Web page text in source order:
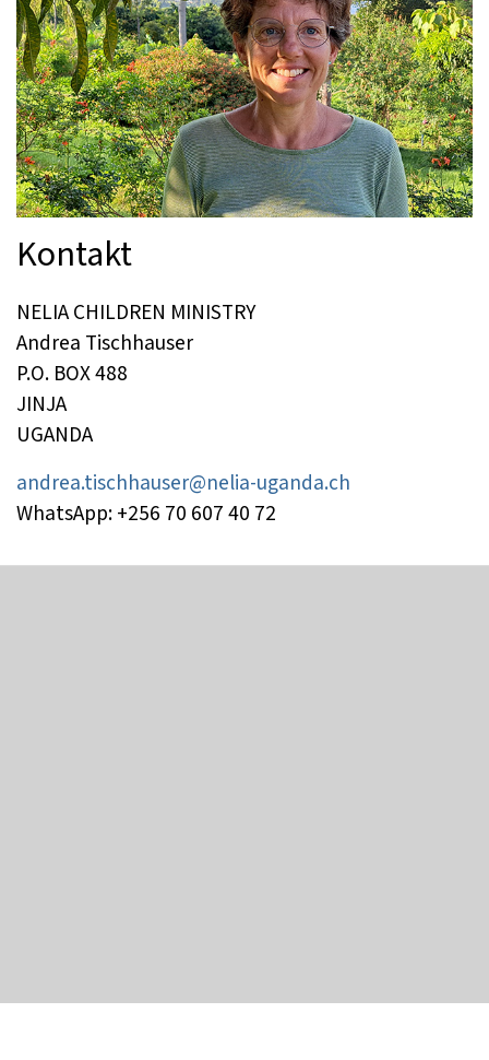
Kontakt
NELIA CHILDREN MINISTRY
Andrea Tischhauser
P.O. BOX 488
JINJA
UGANDA
andrea.tischhauser@nelia-uganda.ch
WhatsApp: +256 70 607 40 72